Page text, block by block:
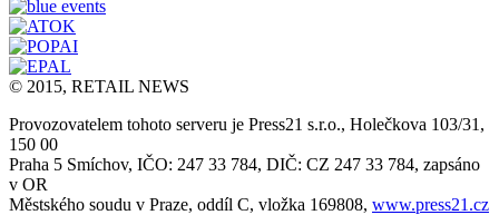
© 2015, RETAIL NEWS
Provozovatelem tohoto serveru je Press21 s.r.o., Holečkova 103/31,
150 00
Praha 5 Smíchov, IČO: 247 33 784, DIČ: CZ 247 33 784, zapsáno
v OR
Městského soudu v Praze, oddíl C, vložka 169808, www.press21.cz